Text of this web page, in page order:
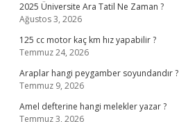
2025 Üniversite Ara Tatil Ne Zaman ?
Ağustos 3, 2026
125 cc motor kaç km hız yapabilir ?
Temmuz 24, 2026
Araplar hangi peygamber soyundandır ?
Temmuz 9, 2026
Amel defterine hangi melekler yazar ?
Temmuz 3, 2026